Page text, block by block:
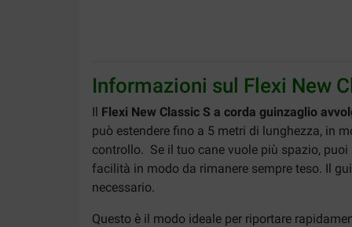
Informazioni sul Flexi New
Il Flexi New Classic S a corda guinzaglio
può estendere fino a 5 metri di lunghezza, in
controllo. Se il tuo cane vuole più spazio,
facilità in modo da rimanere sempre teso. Il
necessario.
Questo è il modo ideale per riportare